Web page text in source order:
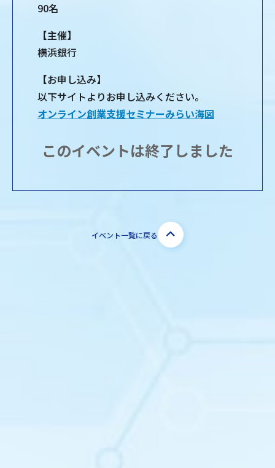
90名
【主催】
横浜銀行
【お申し込み】
以下サイトよりお申し込みください。
オンライン創業支援セミナーみらい海図
このイベントは終了しました
イベント一覧に戻る